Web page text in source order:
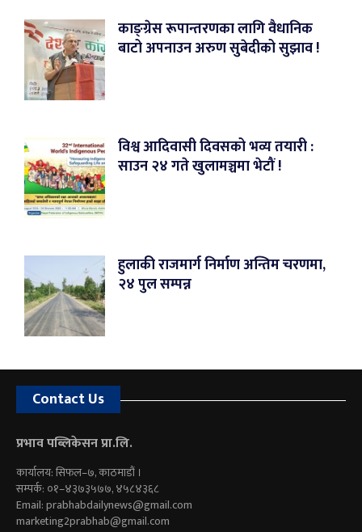
काङ्ग्रेस रूपान्तरणका लागि वैधानिक
बाटो अपनाउन अरुण सुबेदीको सुझाव !
विश्व आदिवासी दिवसको भव्य तयारी :
साउन २४ गते खुलामञ्चमा भेटौं !
हुलाकी राजमार्ग निर्माण अन्तिम चरणमा,
२४ पुल सम्पन्न
Contact Us
प्रभाव पब्लिकेसन प्रा.लि.
कार्यालय: सिफल–७, काठमाडौं ।
सम्पर्क: ०१–४३७३५७७, ४५८४३६८
Email:prabhabdailynews@gmail.com
marketing2prabhab@gmail.com